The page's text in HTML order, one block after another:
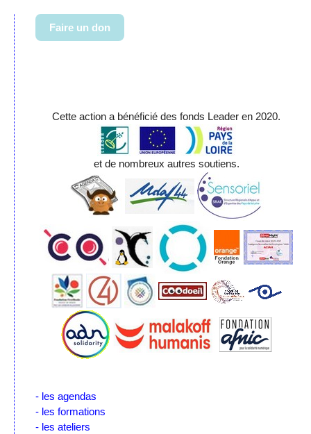
Faire un don
Cette action a bénéficié des fonds Leader en 2020.
et de nombreux autres soutiens.
- les agendas
- les formations
- les ateliers